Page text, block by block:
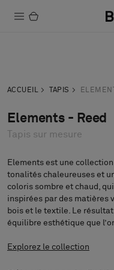
Durabilité
Installation
Entretien
Nos collaborations
FAQ
ACCUEIL TAPIS
Elements - Reed
Tapis sur mesure
Elements est une
tonalités chaleureuses et
coloris sombre et chaud,
inspirées par des matières
bois et le textile. Le
équilibre esthétique que
Explorez le collection